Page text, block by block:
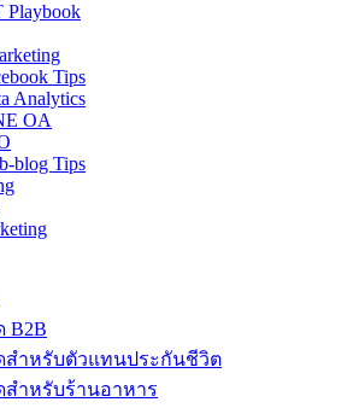
Playbook
Tips
Analytics
OA
blog Tips
B2B
สำหรับตัวแทนประกันชีวิต
สำหรับร้านอาหาร